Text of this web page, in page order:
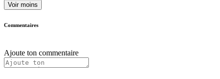
Voir moins
Commentaires
Ajoute ton commentaire